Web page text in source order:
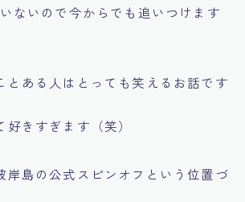
ないので今からでも追いつけます
とある人はとっても笑えるお話です
きすぎます（笑）
岸島の公式スピンオフという位置づ